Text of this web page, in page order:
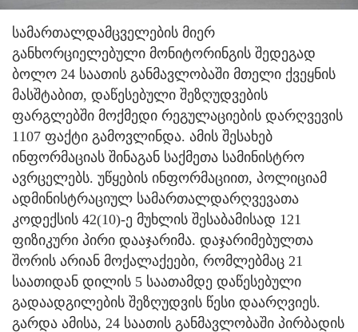
სამართალდამცველების მიერ
განხორციელებული მონიტორინგის შედეგად
ბოლო 24 საათის განმავლობაში მთელი ქვეყნის
მასშტაბით, დაწესებული შეზღუდვების
ფარგლებში მოქმედი რეგულაციების დარღვევის
1107 ფაქტი გამოვლინდა. ამის შესახებ
ინფორმაციას შინაგან საქმეთა სამინისტრო
ავრცელებს. უწყების ინფორმაციით, პოლიციამ
ადმინისტრაციულ სამართალდარღვევათა
კოდექსის 42(10)-ე მუხლის შესაბამისად 121
ფიზიკური პირი დააჯარიმა. დაჯარიმებულთა
შორის არიან მოქალაქეები, რომლებმაც 21
საათიდან დილის 5 საათამდე დაწესებული
გადაადგილების შეზღუდვის წესი დაარღვიეს.
გარდა ამისა, 24 საათის განმავლობაში პირბადის